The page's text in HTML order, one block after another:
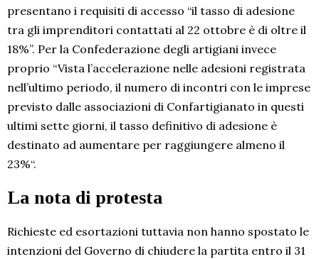
presentano i requisiti di accesso “il tasso di adesione
tra gli imprenditori contattati al 22 ottobre è di oltre il
18%”. Per la Confederazione degli artigiani invece
proprio “Vista l’accelerazione nelle adesioni registrata
nell’ultimo periodo, il numero di incontri con le imprese
previsto dalle associazioni di Confartigianato in questi
ultimi sette giorni, il tasso definitivo di adesione è
destinato ad aumentare per raggiungere almeno il
23%“.
La nota di protesta
Richieste ed esortazioni tuttavia non hanno spostato le
intenzioni del Governo di chiudere la partita entro il 31